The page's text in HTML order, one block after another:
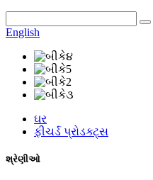
English
ઘર
ફીચર્ડ પ્રોડક્ટ્સ
શ્રેણીઓ